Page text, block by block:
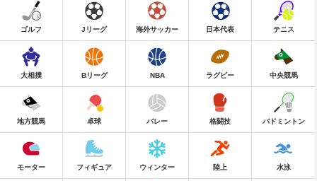
ゴルフ Jリーグ 海外サッカー 日本代表 テニス
大相撲 Bリーグ NBA ラグビー 中央競馬
地方競馬 卓球 バレー 格闘技 バドミントン
モーター フィギュア ウィンター 陸上 水泳